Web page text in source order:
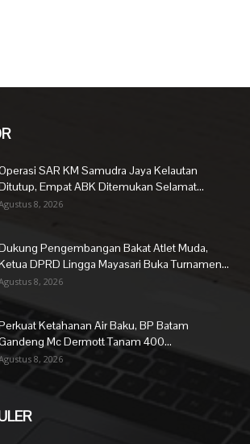
SAR KM Samudra Jaya Kelautan
Empat ABK Ditemukan Selamat...
8, 2026
Pengembangan Bakat Atlet Muda,
DPRD Lingga Mayasari Buka Turnamen...
8, 2026
Ketahanan Air Baku, BP Batam
Mc Dermott Tanam 400...
8, 2026